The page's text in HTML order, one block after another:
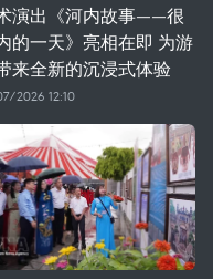
演出《河内故事——很
的一天》亮相在即 为游
来全新的沉浸式体验
2026 12:10